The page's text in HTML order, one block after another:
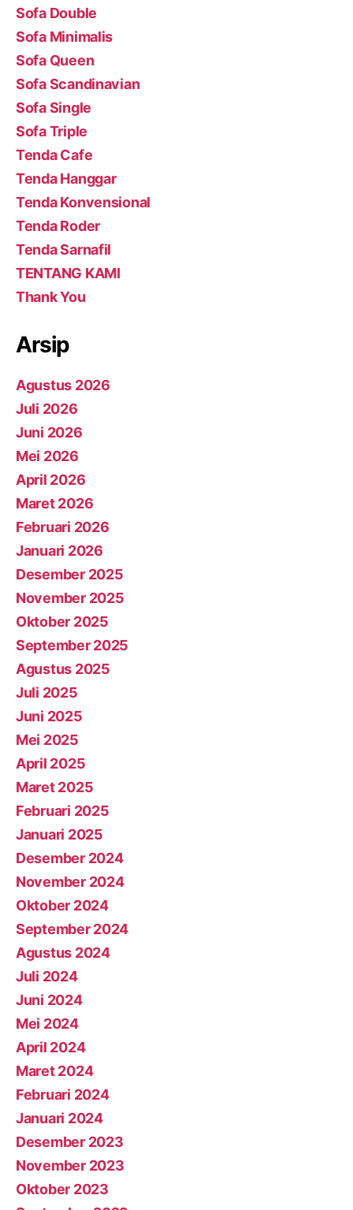
Sofa Double
Sofa Minimalis
Sofa Queen
Sofa Scandinavian
Sofa Single
Sofa Triple
Tenda Cafe
Tenda Hanggar
Tenda Konvensional
Tenda Roder
Tenda Sarnafil
TENTANG KAMI
Thank You
Arsip
Agustus 2026
Juli 2026
Juni 2026
Mei 2026
April 2026
Maret 2026
Februari 2026
Januari 2026
Desember 2025
November 2025
Oktober 2025
September 2025
Agustus 2025
Juli 2025
Juni 2025
Mei 2025
April 2025
Maret 2025
Februari 2025
Januari 2025
Desember 2024
November 2024
Oktober 2024
September 2024
Agustus 2024
Juli 2024
Juni 2024
Mei 2024
April 2024
Maret 2024
Februari 2024
Januari 2024
Desember 2023
November 2023
Oktober 2023